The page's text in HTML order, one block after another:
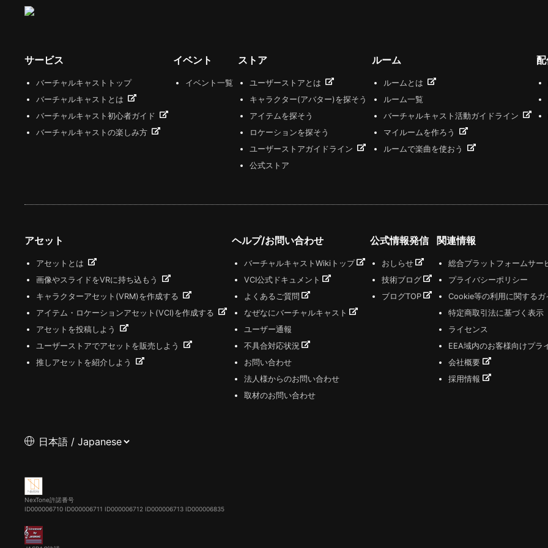
サービス
バーチャルキャストトップ
バーチャルキャストとは
バーチャルキャスト初心者ガイド
バーチャルキャストの楽しみ方
イベント
イベント一覧
ストア
ユーザーストアとは
キャラクター(アバター)を探そう
アイテムを探そう
ロケーションを探そう
ユーザーストアガイドライン
公式ストア
ルーム
ルームとは
ルーム一覧
バーチャルキャスト活動ガイドライン
マイルームを作ろう
ルームで楽曲を使おう
アセット
アセットとは
画像やスライドをVRに持ち込もう
キャラクターアセット(VRM)を作成する
アイテム・ロケーションアセット(VCI)を作成する
アセットを投稿しよう
ユーザーストアでアセットを販売しよう
推しアセットを紹介しよう
ヘルプ/お問い合わせ
バーチャルキャストWikiトップ
VCI公式ドキュメント
よくあるご質問
なぜなにバーチャルキャスト
ユーザー通報
不具合対応状況
お問い合わせ
法人様からのお問い合わせ
取材のお問い合わせ
公式情報発信
おしらせ
技術ブログ
ブログTOP
関連情報
総合プラットフォームサー
プライバシーポリシー
Cookie等の利用に関するガ
特定商取引法に基づく表示
ライセンス
EEA域内のお客様向けプラ
会社概要
採用情報
NexTone許諾番号
ID000006710 ID000006711 ID000006712 ID000006713 ID000006835